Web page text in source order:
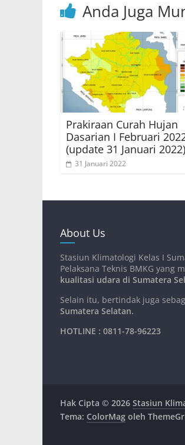
Anda Juga
Prakiraan Curah Hujan
Dasarian I Februari
(update 31 Januari 2022)
31 Januari 2022
About Us
Stasiun Klimatologi Kelas I
Pelaksana Teknis BMKG yang
kualitasi udara di Sumatera
Selain itu, bertindak juga
Sumatera Selatan.
HOTLINE : 0811-78-96223
Hak Cipta © 2026 Stasiun
Tema: ColorMag oleh